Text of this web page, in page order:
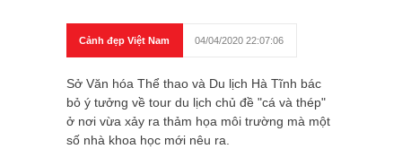
Cảnh đẹp Việt Nam 04/04/2020 22:07:06
Sở Văn hóa Thể thao và Du lịch Hà Tĩnh bác
bỏ ý tưởng về tour du lịch chủ đề "cá và thép"
ở nơi vừa xảy ra thảm họa môi trường mà một
số nhà khoa học mới nêu ra.